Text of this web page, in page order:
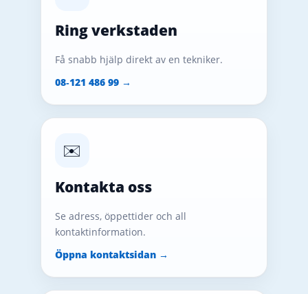
Ring verkstaden
Få snabb hjälp direkt av en tekniker.
08‑121 486 99 →
✉️
Kontakta oss
Se adress, öppettider och all
kontaktinformation.
Öppna kontaktsidan →